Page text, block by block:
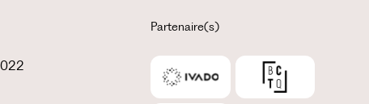
Partenaire(s)